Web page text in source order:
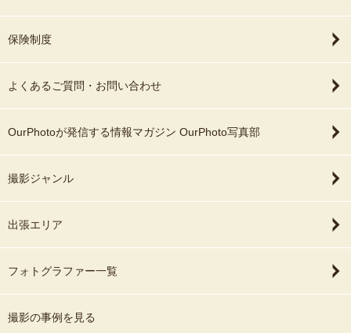
保険制度
よくあるご質問・お問い合わせ
OurPhotoが発信する情報マガジン OurPhoto写真部
撮影ジャンル
出張エリア
フォトグラファー一覧
撮影の事例を見る